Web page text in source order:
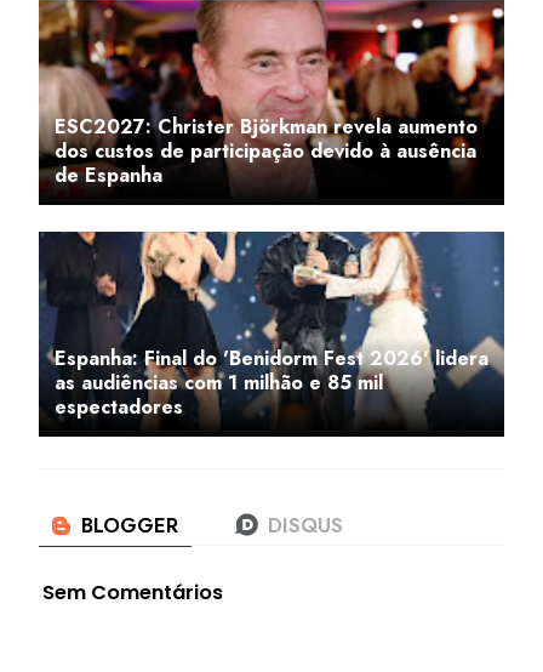
ESC2027: Christer Björkman revela aumento
dos custos de participação devido à ausência
de Espanha
Espanha: Final do 'Benidorm Fest 2026' lidera
as audiências com 1 milhão e 85 mil
espectadores
Sem Comentários